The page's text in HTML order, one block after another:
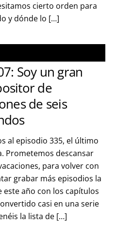
cierto orden para
y dónde lo […]
Soy un gran
de
de seis
al episodio 335, el último
Prometemos descansar
para volver con
grabar más episodios la
año con los capítulos
casi en una serie
la lista de […]